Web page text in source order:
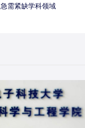
急需紧缺学科领域